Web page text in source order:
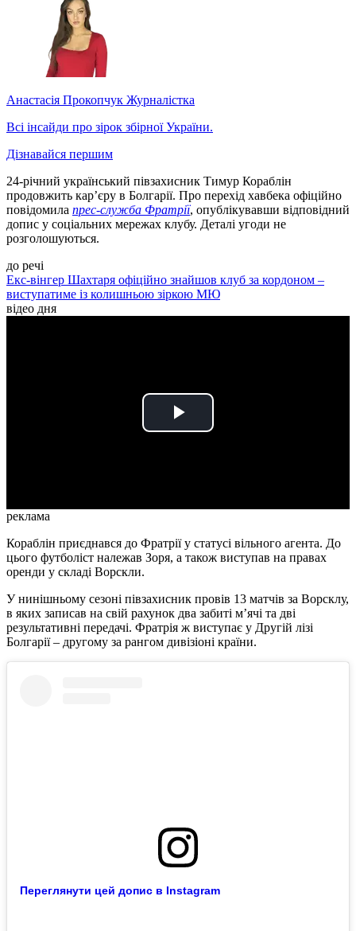
Анастасія Прокопчук Журналістка
Всі інсайди про зірок збірної України.
Дізнавайся першим
24-річний український півзахисник Тимур Кораблін
продовжить кар’єру в Болгарії. Про перехід хавбека офіційно
повідомила прес-служба Фратрії, опублікувавши відповідний
допис у соціальних мережах клубу. Деталі угоди не
розголошуються.
до речі
Екс-вінгер Шахтаря офіційно знайшов клуб за кордоном –
виступатиме із колишньою зіркою МЮ
відео дня
Play
реклама
Кораблін приєднався до Фратрії у статусі вільного агента. До
цього футболіст належав Зоря, а також виступав на правах
оренди у складі Ворскли.
У нинішньому сезоні півзахисник провів 13 матчів за Ворсклу,
в яких записав на свій рахунок два забиті м’ячі та дві
результативні передачі. Фратрія ж виступає у Другій лізі
Болгарії – другому за рангом дивізіоні країни.
Переглянути цей допис в Instagram